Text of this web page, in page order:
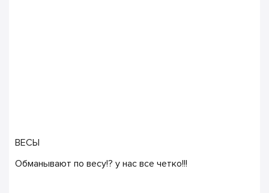
ВЕСЫ
Обманывают по весу!? у нас все четко!!!